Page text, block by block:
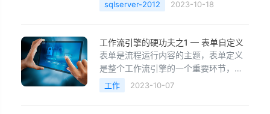
where DisplayOrder1>='2017-01-01'
AND DisplayOrder2<='2017-04-30'
AND ID in( select
sqlserver-2012 2023-10-18
工作流引擎的硬功夫之1 — 表单自定义
表单是流程运行内容的主题，表单定义
是整个工作流引擎的一个重要环节，做
的是否成功关系到商业化工作流引擎的
成败，是商业化工作流引擎是否成熟的
工作 2023-10-07